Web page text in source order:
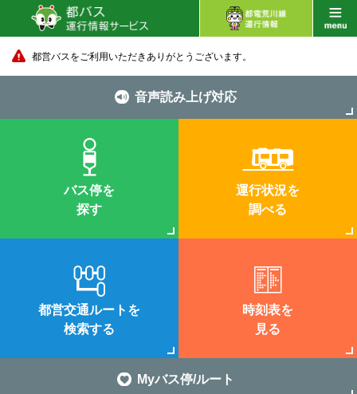
都営バスをご利用いただきありがとうございます。
音声読み上げ対応
バス停を
探す
運行状況を
調べる
都営交通ルートを
検索する
時刻表を
見る
Myバス停/ルート